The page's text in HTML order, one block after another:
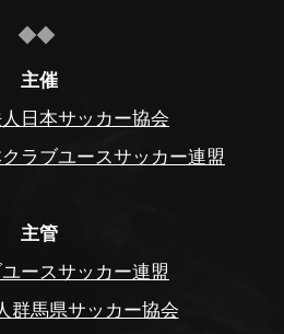
主催
日本サッカー協会
ラブユースサッカー連盟
主管
ースサッカー連盟
群馬県サッカー協会